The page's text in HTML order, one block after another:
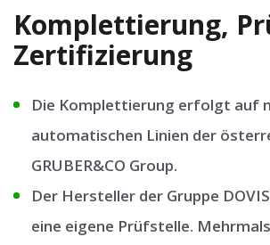
Komplettierung,
Zertifizierung
Die Komplettierung erfolgt auf
automatischen Linien der
GRUBER&CO Group.
Der Hersteller der Gruppe
eine eigene Prüfstelle.